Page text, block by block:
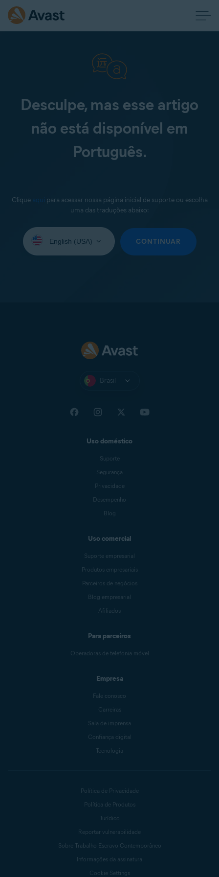
Desculpe, mas esse artigo
não está disponível em
Português.
Clique aqui para acessar nossa página inicial de suporte ou escolha
uma das traduções abaixo:
seu
CONTINUAR
Brasil
Uso doméstico
Suporte
Segurança
Privacidade
Desempenho
Blog
Uso comercial
Suporte empresarial
Produtos empresariais
Parceiros de negócios
Blog empresarial
Afiliados
Para parceiros
Operadoras de telefonia móvel
Empresa
Fale conosco
Carreiras
Sala de imprensa
Confiança digital
Tecnologia
Política de Privacidade
Política de Produtos
Jurídico
Reportar vulnerabilidade
Sobre Trabalho Escravo Contemporâneo
Informações da assinatura
Cookie Settings